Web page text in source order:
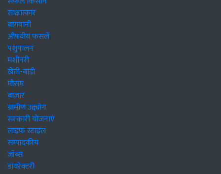
साक्षात्कार
बागवानी
औषधीय फसलें
पशुपालन
मशीनरी
खेती-बाड़ी
मौसम
बाजार
ग्रामीण उद्द्योग
सरकारी योजनाएं
लाइफ स्टाइल
सम्पादकीय
जॉब्स
डायरेक्टरी